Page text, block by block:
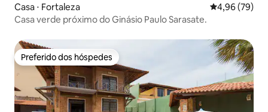
Casa ⋅ Fortaleza 4,96 de uma
4,96 (79)
Casa verde próximo do Ginásio Paulo Sarasate.
Preferido dos hóspedes
Preferido dos hóspedes